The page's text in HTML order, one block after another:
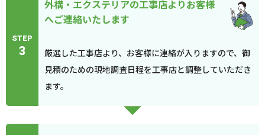
STEP
3
外構・エクステリアの工事店よりお客様
へご連絡いたします
厳選した工事店より、お客様に連絡が入りますので、御
見積のための現地調査日程を工事店と調整していただき
ます。